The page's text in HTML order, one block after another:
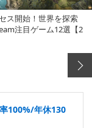
ス開始！世界を探索
注目ゲーム12選【2
100%/年休130